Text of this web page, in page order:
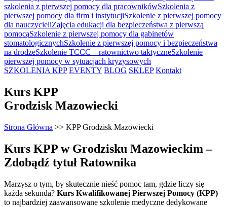
szkolenia z pierwszej pomocy dla pracownikówSzkolenia z
pierwszej pomocy dla firm i instytucjiSzkolenie z pierwszej pomocy
dla nauczycieliZajęcia edukacji dla bezpieczeństwa z pierwszą
pomocąSzkolenie z pierwszej pomocy dla gabinetów
stomatologicznychSzkolenie z pierwszej pomocy i bezpieczeństwa
na drodzeSzkolenie TCCC – ratownictwo taktyczneSzkolenie
pierwszej pomocy w sytuacjach kryzysowych
SZKOLENIA KPP EVENTY BLOG SKLEP Kontakt
Kurs KPP
Grodzisk Mazowiecki
Strona Główna >> KPP Grodzisk Mazowiecki
Kurs KPP w Grodzisku Mazowieckim –
Zdobądź tytuł Ratownika
Marzysz o tym, by skutecznie nieść pomoc tam, gdzie liczy się
każda sekunda? Kurs Kwalifikowanej Pierwszej Pomocy (KPP)
to najbardziej zaawansowane szkolenie medyczne dedykowane